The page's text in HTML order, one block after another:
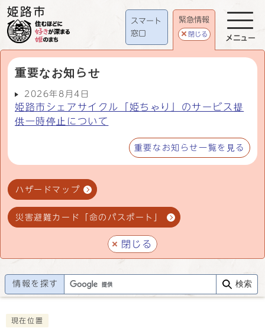
スマート
窓口
緊急情報
閉じる
重要なお知らせ
2026年8月4日
姫路市シェアサイクル「姫ちゃり」のサービス提
供一時停止について
重要なお知らせ一覧を見る
ハザードマップ
災害避難カード「命のパスポート」
閉じる
メニュー
情報を探す 検索
現在位置